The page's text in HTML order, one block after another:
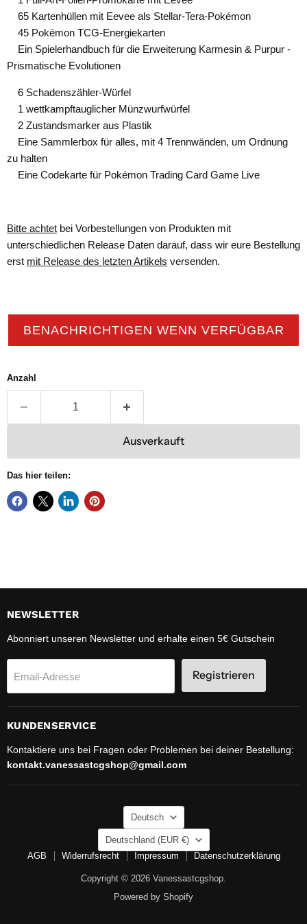
65 Kartenhüllen mit Eevee als Stellar-Tera-Pokémon
45 Pokémon TCG-Energiekarten
Ein Spielerhandbuch für die Erweiterung Karmesin & Purpur -
Prismatische Evolutionen
6 Schadenszähler-Würfel
1 wettkampftauglicher Münzwurfwürfel
2 Zustandsmarker aus Plastik
Eine Sammlerbox für alles, mit 4 Trennwänden, um Ordnung
zu halten
Eine Codekarte für Pokémon Trading Card Game Live
Bitte achtet bei Vorbestellungen von Produkten mit
unterschiedlichen Release Daten darauf, dass wir eure Bestellung
erst mit Release des letzten Artikels versenden.
BENACHRICHTIGEN WENN VERFÜGBAR
Anzahl
Ausverkauft
Das hier teilen:
NEWSLETTER
Abonniert unseren Newsletter und erhalte einen 5€ Gutschein
Email-Adresse Registrieren
KUNDENSERVICE
Kontaktiere uns bei Fragen oder Problemen bei deiner Bestellung:
kontakt.vanessastcgshop@gmail.com
SPRACHE
Deutsch
LAND
Deutschland
(EUR €)
AGB
Widerrufsrecht Impressum Datenschutzerklärung
Copyright © 2026 Vanessastcgshop.
Powered by Shopify